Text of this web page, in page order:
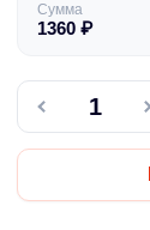
Сумма
1360 ₽